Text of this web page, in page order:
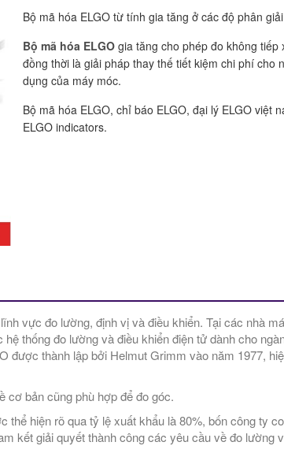
Bộ mã hóa ELGO từ tính gia tăng ở các độ phân
Bộ mã hóa ELGO gia tăng cho phép đo không tiếp
đồng thời là giải pháp thay thế tiết kiệm chi phí cho
dụng của máy móc.
Bộ mã hóa ELGO, chỉ báo ELGO, đại lý ELGO việt
ELGO indicators.
vực đo lường, định vị và điều khiển. Tại các nhà
thống đo lường và điều khiển điện tử dành cho
được thành lập bởi Helmut Grimm vào năm 1977,
cơ bản cũng phù hợp để đo góc.
hiện rõ qua tỷ lệ xuất khẩu là 80%, bốn công ty
kết giải quyết thành công các yêu cầu về đo lường